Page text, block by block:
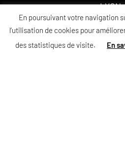
LYON
En poursuivant votre navigation
l’utilisation de cookies pour
des statistiques de visite.
En